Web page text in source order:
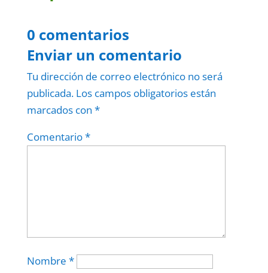
0 comentarios
Enviar un comentario
Tu dirección de correo electrónico no será
publicada. Los campos obligatorios están
marcados con *
Comentario*
Nombre *